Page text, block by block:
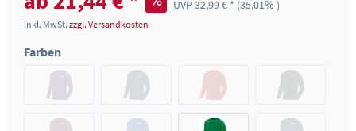
UVP 32,99 € * (35,01% )
inkl. MwSt. zzgl. Versandkosten
Farben